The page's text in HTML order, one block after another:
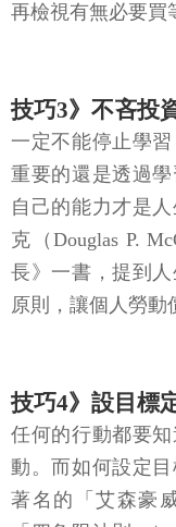
再檢視有無必要買
技巧3》不吝投
一定不能停止學
重要的還是透過
自己的能力才是
克（Douglas P.
長》一書，提到
原則，讓個人勞動
技巧4》設目標
任何的行動都要
動。而如何設定
著名的「艾森豪